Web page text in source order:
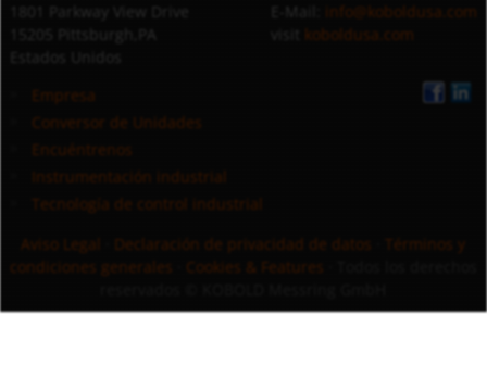
info@koboldusa.com
koboldusa.com
Empresa
Conversor de Unidades
Encuéntrenos
Instrumentación industrial
Tecnología de control industrial
Aviso Legal
Declaración de privacidad de datos
Términos y
condiciones generales
Cookies & Features